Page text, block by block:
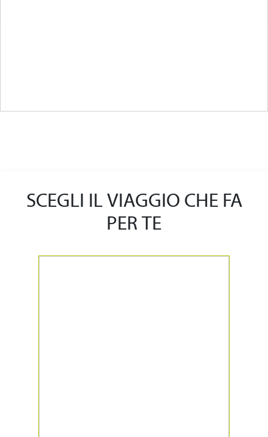
SCEGLI IL VIAGGIO CHE FA
PER TE